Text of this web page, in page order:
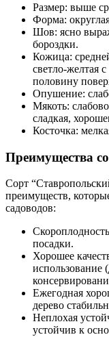
Размер: выше
Форма:
Шов: ясно
бороздки.
Кожица:
светло-желтая
половину
Опушение:
Мякоть:
сладкая,
Косточка:
Преимущества
Сорт
преимуществ,
садоводов:
посадки.
Хорошее
использование
Ежегодная
дерево
Неплохая
устойчив к